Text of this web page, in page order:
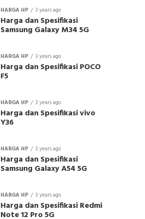
HARGA HP 3 years ago
Harga dan Spesifikasi
Samsung Galaxy M34 5G
HARGA HP 3 years ago
Harga dan Spesifikasi POCO
F5
HARGA HP 3 years ago
Harga dan Spesifikasi vivo
Y36
HARGA HP 3 years ago
Harga dan Spesifikasi
Samsung Galaxy A54 5G
HARGA HP 3 years ago
Harga dan Spesifikasi Redmi
Note 12 Pro 5G